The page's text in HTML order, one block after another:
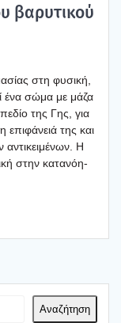
βαρυ­τι­κού
στη φυσι­κή,
ένα σώμα με μάζα
της Γης, για
της και
Η
στην κατα­νό­η­
Αναζήτηση